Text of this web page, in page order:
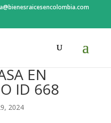
EN
ID 668
2024